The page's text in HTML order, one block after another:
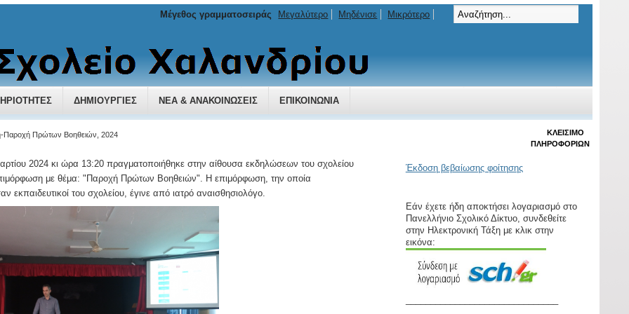
ΔΗΜΙΟΥΡΓΊΕΣ ΝΈΑ & ΑΝΑΚΟΙΝΏΣΕΙΣ ΕΠΙΚΟΙΝΩΝΊΑ
Μέγεθος γραμματοσειράς Μεγαλύτερο Μηδένισε Μικρότερο
Παροχή Πρώτων Βοηθειών, 2024
2024 κι ώρα 13:20 πραγματοποιήθηκε στην αίθουσα εκδηλώσεων του σχολείου
με θέμα: "Παροχή Πρώτων Βοηθειών". Η επιμόρφωση, την οποία
εκπαιδευτικοί του σχολείου, έγινε από ιατρό αναισθησιολόγο.
ΚΛΕΊΣΙΜΟ
ΠΛΗΡΟΦΟΡΙΏΝ
Έκδοση βεβαίωσης φοίτησης
Εάν έχετε ήδη αποκτήσει λογαριασμό στο
Πανελλήνιο Σχολικό Δίκτυο, συνδεθείτε
στην Ηλεκτρονική Τάξη με κλικ στην
εικόνα: